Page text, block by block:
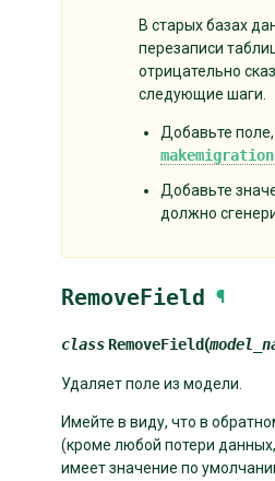
В старых базах
перезаписи
отрицательно
следующие шаги.
Добавьте
Добавьте
должно
RemoveField ¶
class RemoveField(
Удаляет поле из модели.
Имейте в виду, что в
(кроме любой потери
имеет значение по